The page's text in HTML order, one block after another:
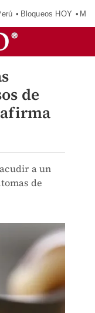
Bloqueos HOY
de
afirma
a un
de